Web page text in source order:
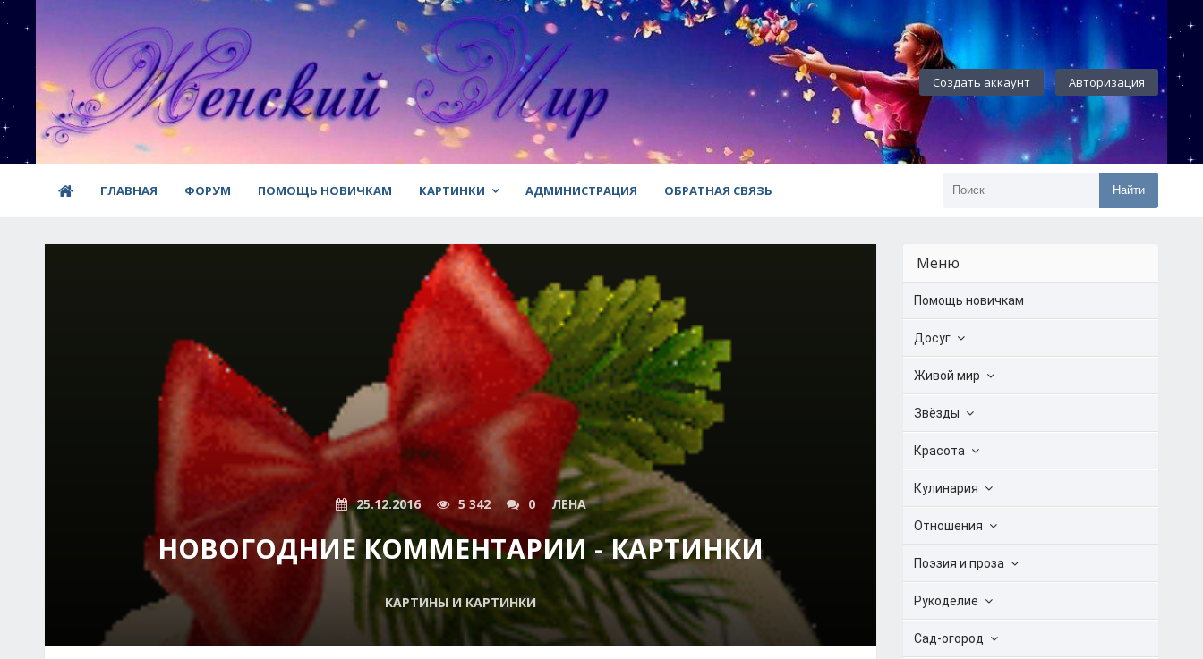
Создать аккаунт Авторизация
ГЛАВНАЯ ФОРУМ ПОМОЩЬ НОВИЧКАМ КАРТИНКИ АДМИНИСТРАЦИЯ ОБРАТНАЯ СВЯЗЬ Найти
25.12.2016 5 342 0 ЛЕНА
НОВОГОДНИЕ КОММЕНТАРИИ - КАРТИНКИ
КАРТИНЫ И КАРТИНКИ
Меню
Помощь новичкам
Досуг
Живой мир
Звёзды
Красота
Кулинария
Отношения
Поэзия и проза
Рукоделие
Сад-огород